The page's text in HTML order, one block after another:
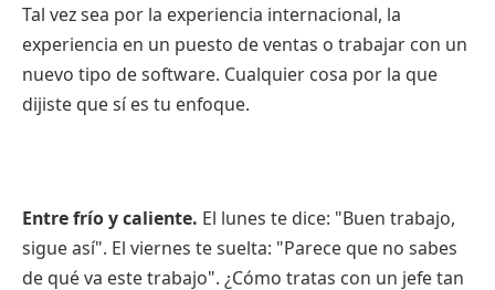
Tal vez sea por la experiencia internacional, la
experiencia en un puesto de ventas o trabajar con un
nuevo tipo de software. Cualquier cosa por la que
dijiste que sí es tu enfoque.
Entre frío y caliente. El lunes te dice: "Buen trabajo,
sigue así". El viernes te suelta: "Parece que no sabes
de qué va este trabajo". ¿Cómo tratas con un jefe tan